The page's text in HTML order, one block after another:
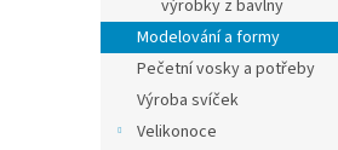
výrobky z bavlny
Modelování a formy
Pečetní vosky a potřeby
Výroba svíček
Velikonoce